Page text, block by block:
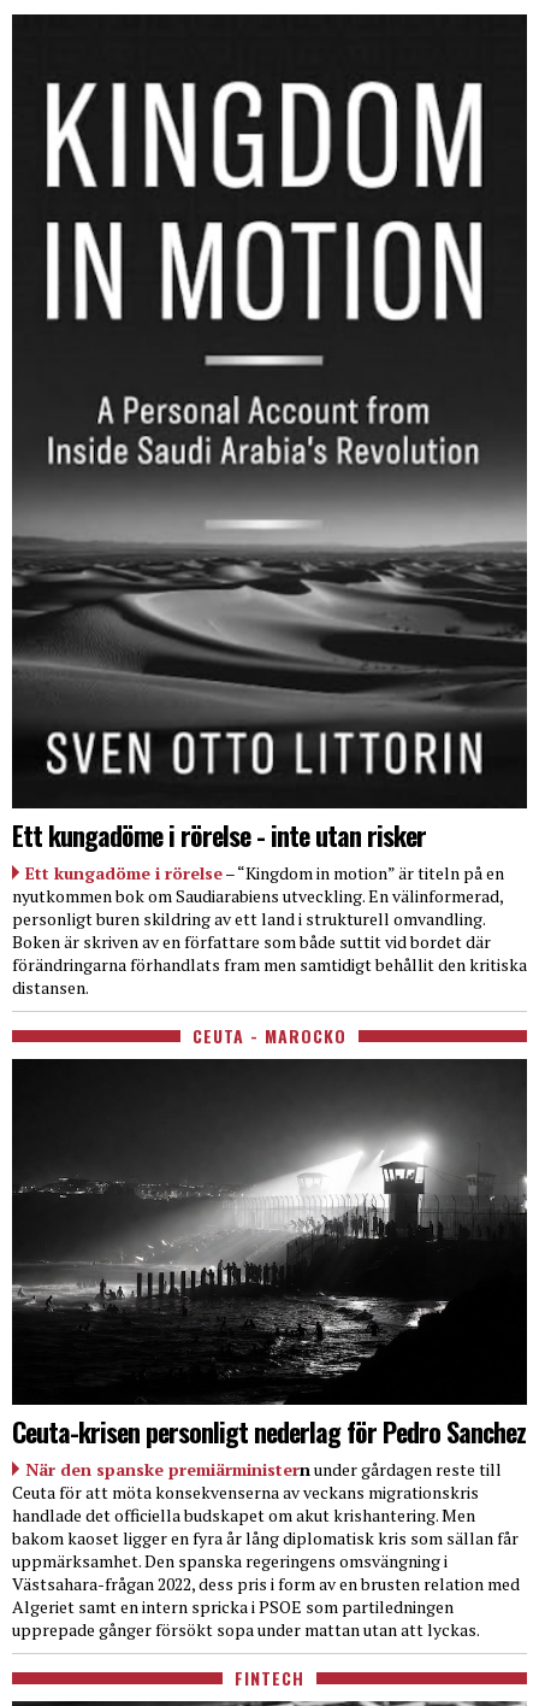
Ett kungadöme i rörelse - inte utan risker
Ett kungadöme i rörelse– “Kingdom in motion” är titeln på en
nyutkommen bok om Saudiarabiens utveckling. En välinformerad,
personligt buren skildring av ett land i strukturell omvandling.
Boken är skriven av en författare som både suttit vid bordet där
förändringarna förhandlats fram men samtidigt behållit den kritiska
distansen.
CEUTA - MAROCKO
Ceuta-krisen personligt nederlag för Pedro Sanchez
När den spanske premiärministernunder gårdagen reste till
Ceuta för att möta konsekvenserna av veckans migrationskris
handlade det officiella budskapet om akut krishantering. Men
bakom kaoset ligger en fyra år lång diplomatisk kris som sällan får
uppmärksamhet. Den spanska regeringens omsvängning i
Västsahara-frågan 2022, dess pris i form av en brusten relation med
Algeriet samt en intern spricka i PSOE som partiledningen
upprepade gånger försökt sopa under mattan utan att lyckas.
FINTECH